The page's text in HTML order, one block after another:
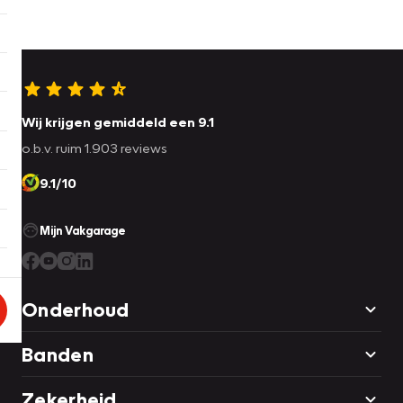
Wij krijgen gemiddeld een 9.1
o.b.v. ruim 1.903 reviews
9.1/10
Mijn Vakgarage
Onderhoud
Banden